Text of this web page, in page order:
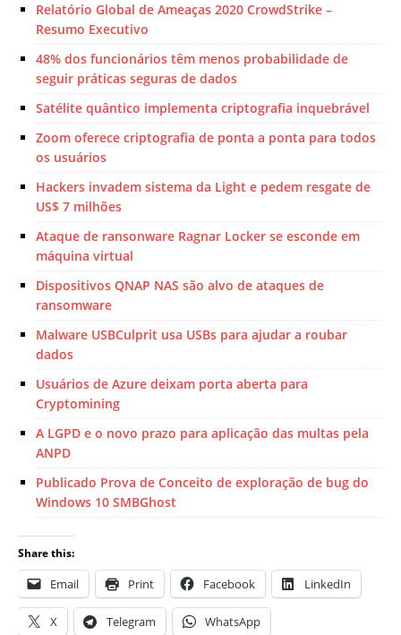
Relatório Global de Ameaças 2020 CrowdStrike –
Resumo Executivo
48% dos funcionários têm menos probabilidade de
seguir práticas seguras de dados
Satélite quântico implementa criptografia inquebrável
Zoom oferece criptografia de ponta a ponta para todos
os usuários
Hackers invadem sistema da Light e pedem resgate de
US$ 7 milhões
Ataque de ransonware Ragnar Locker se esconde em
máquina virtual
Dispositivos QNAP NAS são alvo de ataques de
ransomware
Malware USBCulprit usa USBs para ajudar a roubar
dados
Usuários de Azure deixam porta aberta para
Cryptomining
A LGPD e o novo prazo para aplicação das multas pela
ANPD
Publicado Prova de Conceito de exploração de bug do
Windows 10 SMBGhost
Share this:
Email Print Facebook LinkedIn
X Telegram WhatsApp